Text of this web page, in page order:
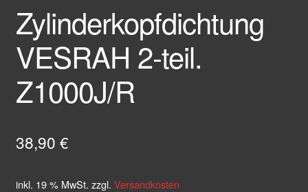
Zylinderkopfdichtung
VESRAH 2-teil.
Z1000J/R
38,90 €
inkl. 19 % MwSt. zzgl. Versandkosten